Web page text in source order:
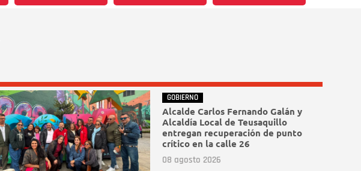
GOBIERNO
Alcalde Carlos Fernando Galán y
Alcaldía Local de Teusaquillo
entregan recuperación de punto
crítico en la calle 26
08 agosto 2026